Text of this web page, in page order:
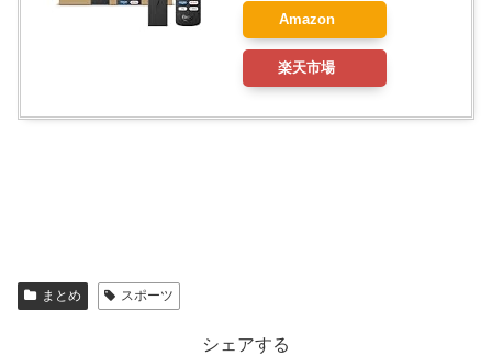
Amazon
楽天市場
まとめ スポーツ
シェアする